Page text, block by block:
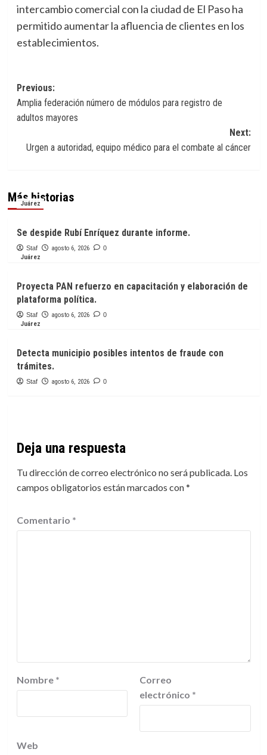
intercambio comercial con la ciudad de El Paso ha
permitido aumentar la afluencia de clientes en los
establecimientos.
Navegación
de
entradas
Previous:
Amplia federación número de módulos para registro de
adultos mayores
Next:
Urgen a autoridad, equipo médico para el combate al cáncer
Más historias
Juárez
Se despide Rubí Enríquez durante informe.
Staf agosto 6, 2026 0
Juárez
Proyecta PAN refuerzo en capacitación y elaboración de
plataforma política.
Staf agosto 6, 2026 0
Juárez
Detecta municipio posibles intentos de fraude con
trámites.
Staf agosto 6, 2026 0
Deja una respuesta
Tu dirección de correo electrónico no será publicada. Los
campos obligatorios están marcados con*
Comentario *
Nombre *
Correo
electrónico *
Web